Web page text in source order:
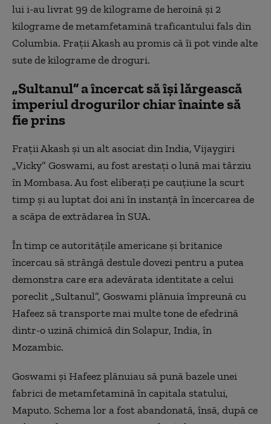
lui i-au livrat 99 de kilograme de heroină și 2
kilograme de metamfetamină traficantului fals din
Columbia. Frații Akash au promis că îi pot vinde alte
sute de kilograme de droguri.
„Sultanul” a încercat să își lărgească
imperiul drogurilor chiar înainte să
fie prins
Frații Akash și un alt asociat din India, Vijaygiri
„Vicky” Goswami, au fost arestați o lună mai târziu
în Mombasa. Au fost eliberați pe cauțiune la scurt
timp și au luptat doi ani în instanță în încercarea de
a scăpa de extrădarea în SUA.
În timp ce autoritățile americane și britanice
încercau să strângă destule dovezi pentru a putea
demonstra care era adevărata identitate a celui
poreclit „Sultanul”, Goswami plănuia împreună cu
Hafeez să transporte mai multe tone de efedrină
dintr-o uzină chimică din Solapur, India, în
Mozambic.
Goswami și Hafeez plănuiau să pună bazele unei
fabrici de metamfetamină în capitala statului,
Maputo. Schema lor a fost abandonată, însă, după ce